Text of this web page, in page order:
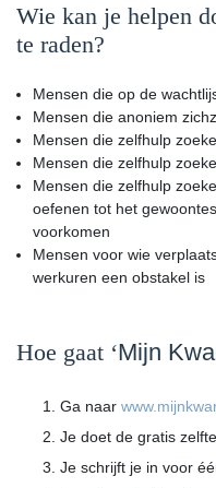
Wie kan je helpen
te raden?
Mensen die op de
Mensen die anoniem
Mensen die zelfhulp
Mensen die zelfhulp
Mensen die zelfhulp
oefenen tot het gewoontes
voorkomen
Mensen voor wie
werkuren een obstakel is
Hoe gaat ‘Mijn
Ga naar
Je doet de gratis
Je schrijft je in voor